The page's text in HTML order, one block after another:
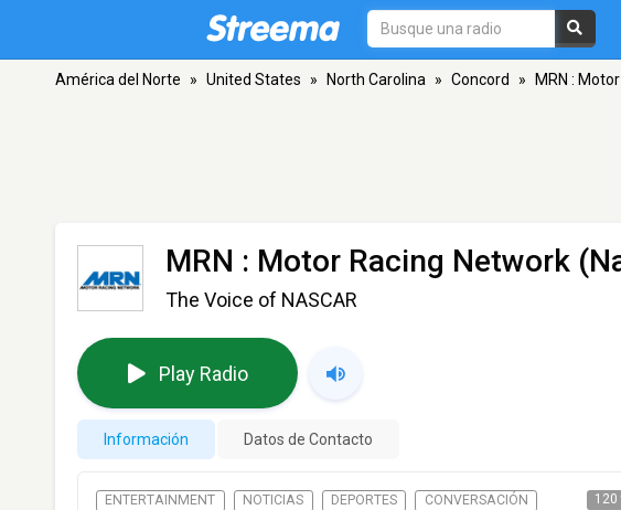
América del Norte » United States » North Carolina » Concord » MRN :
MRN : Motor Racing Network
The Voice of NASCAR
Play Radio
Información Datos de Contacto
ENTERTAINMENT NOTICIAS DEPORTES CONVERSACIÓN 120